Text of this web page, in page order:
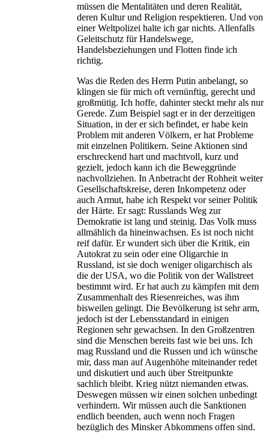
müssen die Mentalitäten und deren Realität,
deren Kultur und Religion respektieren. Und von
einer Weltpolizei halte ich gar nichts. Allenfalls
Geleitschutz für Handelswege,
Handelsbeziehungen und Flotten finde ich
richtig.
Was die Reden des Herrn Putin anbelangt, so
klingen sie für mich oft vernünftig, gerecht und
großmütig. Ich hoffe, dahinter steckt mehr als nur
Gerede. Zum Beispiel sagt er in der derzeitigen
Situation, in der er sich befindet, er habe kein
Problem mit anderen Völkern, er hat Probleme
mit einzelnen Politikern. Seine Aktionen sind
erschreckend hart und machtvoll, kurz und
gezielt, jedoch kann ich die Beweggründe
nachvollziehen. In Anbetracht der Rohheit weiter
Gesellschaftskreise, deren Inkompetenz oder
auch Armut, habe ich Respekt vor seiner Politik
der Härte. Er sagt: Russlands Weg zur
Demokratie ist lang und steinig. Das Volk muss
allmählich da hineinwachsen. Es ist noch nicht
reif dafür. Er wundert sich über die Kritik, ein
Autokrat zu sein oder eine Oligarchie in
Russland, ist sie doch weniger oligarchisch als
die der USA, wo die Politik von der Wallstreet
bestimmt wird. Er hat auch zu kämpfen mit dem
Zusammenhalt des Riesenreiches, was ihm
bisweilen gelingt. Die Bevölkerung ist sehr arm,
jedoch ist der Lebensstandard in einigen
Regionen sehr gewachsen. In den Großzentren
sind die Menschen bereits fast wie bei uns. Ich
mag Russland und die Russen und ich wünsche
mir, dass man auf Augenhöhe miteinander redet
und diskutiert und auch über Streitpunkte
sachlich bleibt. Krieg nützt niemanden etwas.
Deswegen müssen wir einen solchen unbedingt
verhindern. Wir müssen auch die Sanktionen
endlich beenden, auch wenn noch Fragen
bezüglich des Minsker Abkommens offen sind.